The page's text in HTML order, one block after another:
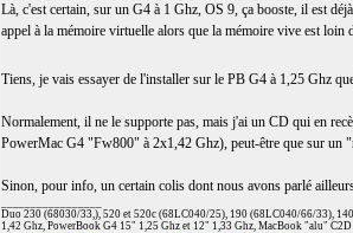
Là, c'est certain, sur un G4 à 1 Ghz, OS 9, ça booste, il est
appel à la mémoire virtuelle alors que la mémoire vive est
Tiens, je vais essayer de l'installer sur le PB G4 à 1,25 Ghz
Normalement, il ne le supporte pas, mais j'ai un CD qui en
PowerMac G4 "Fw800" à 2x1,42 Ghz), peut-être que sur un
Sinon, pour info, un certain colis dont nous avons parlé
Duo 230 (68030/33,), 520 et 520c (68LC040/25), 190 (68LC040/66/33),
1,42 Ghz, PowerBook G4 15" 1,25 Ghz et 12" 1,33 Ghz, MacBook "alu"